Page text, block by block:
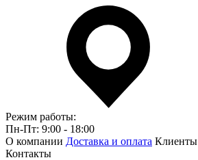
Режим работы:
Пн-Пт: 9:00 - 18:00
О компании Доставка и оплата Клиенты
Контакты